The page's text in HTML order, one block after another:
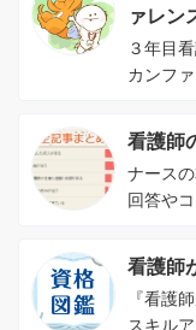
ァレン
３年目
カンフ
看護師
ナース
回答や
看護師
『看護
スキル